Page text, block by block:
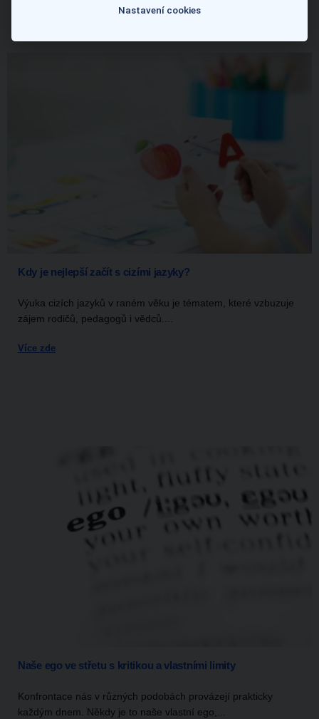
Kdy je nejlepší začít s cizími jazyky?
Výuka cizích jazyků v raném věku je tématem, které vzbuzuje
zájem rodičů, pedagogů i vědců....
Více zde
Naše ego ve střetu s kritikou a vlastními limity
Konfrontace nás v různých podobách provázejí prakticky
každým dnem. Někdy je to naše vlastní ego,...
Nastavení cookies